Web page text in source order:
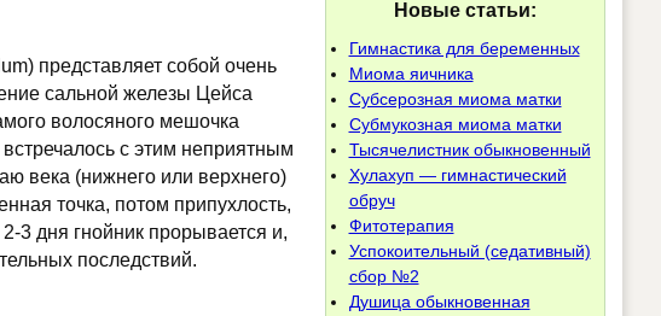
представляет собой очень
сальной железы Цейса
волосяного мешочка
с этим неприятным
века (нижнего или верхнего)
точка, потом припухлость,
3 дня гнойник прорывается и,
последствий.
Новые статьи:
Гимнастика для беременных
Миома яичника
Субсерозная миома матки
Субмукозная миома матки
Тысячелистник обыкновенный
Хулахуп — гимнастический
обруч
Фитотерапия
Успокоительный (седативный)
сбор №2
Душица обыкновенная